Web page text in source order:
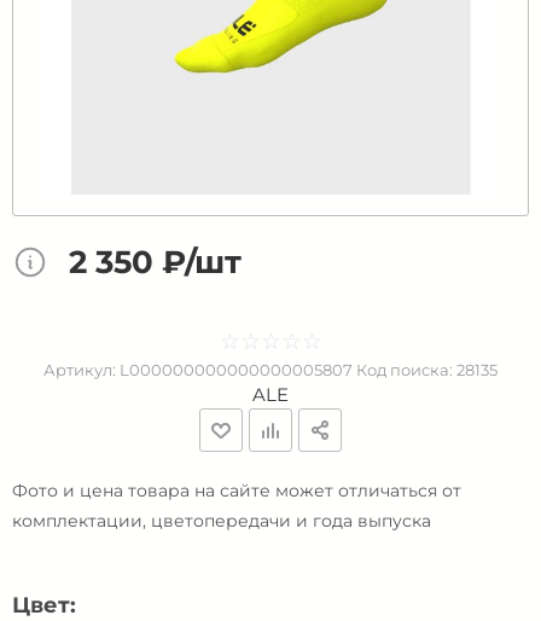
2 350 ₽/шт
☆ ☆ ☆ ☆ ☆
★ ★ ★ ★ ★
Артикул: L000000000000000005807 Код поиска: 28135
ALE
Фото и цена товара на сайте может отличаться от
комплектации, цветопередачи и года выпуска
Цвет: